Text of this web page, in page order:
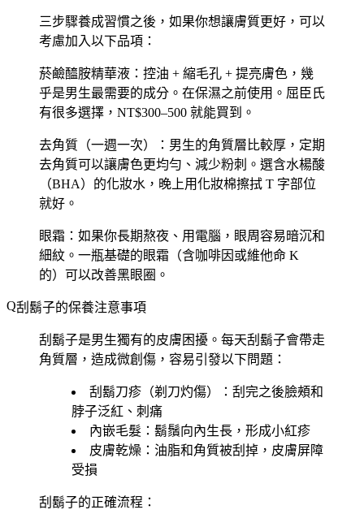
三步驟養成習慣之後，如果你想讓膚質更好，可以
考慮加入以下品項：
菸鹼醯胺精華液 ：控油 + 縮毛孔 + 提亮膚色，幾
乎是男生最需要的成分。在保濕之前使用。屈臣氏
有很多選擇，NT$300–500 就能買到。
去角質（一週一次）
：男生的角質層比較厚，定期
去角質可以讓膚色更均勻、減少粉刺。選含水楊酸
（BHA）的化妝水，晚上用化妝棉擦拭 T 字部位
就好。
眼霜 ：如果你長期熬夜、用電腦，眼周容易暗沉和
細紋。一瓶基礎的眼霜（含咖啡因或維他命 K
的）可以改善黑眼圈。
刮鬍子的保養注意事項
刮鬍子是男生獨有的皮膚困擾。每天刮鬍子會帶走
角質層，造成微創傷，容易引發以下問題：
刮鬍刀疹 （剃刀灼傷）：刮完之後臉頰和
脖子泛紅、刺痛
內嵌毛髮 ：鬍鬚向內生長，形成小紅疹
皮膚乾燥 ：油脂和角質被刮掉，皮膚屏障
受損
刮鬍子的正確流程：